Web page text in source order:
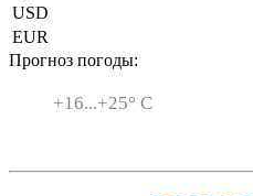
USD
EUR
Прогноз погоды:
+16...+25° C